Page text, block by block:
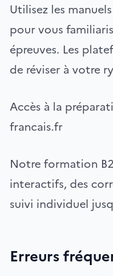
Utilisez les
pour vous
épreuves. Les
de réviser à votre
Accès à la
francais.fr
Notre formation
interactifs, des
suivi individuel
Erreurs